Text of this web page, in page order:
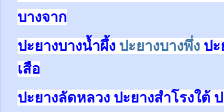
บางจาก
ปะยางบางน้ำผึ้ง ปะยางบางพึ่ง ปะ
เสือ
ปะยางลัดหลวง ปะยางสำโรงใต้